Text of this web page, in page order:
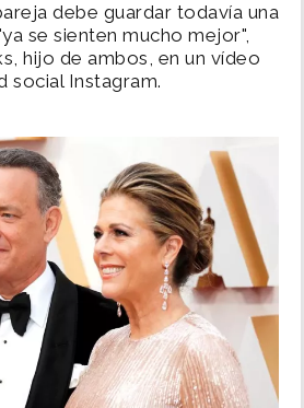
debe guardar todavía una
se sienten mucho mejor",
hijo de ambos, en un vídeo
social Instagram.